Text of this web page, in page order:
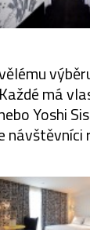
má
Yoshi